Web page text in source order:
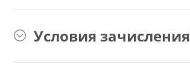
Условия зачисления